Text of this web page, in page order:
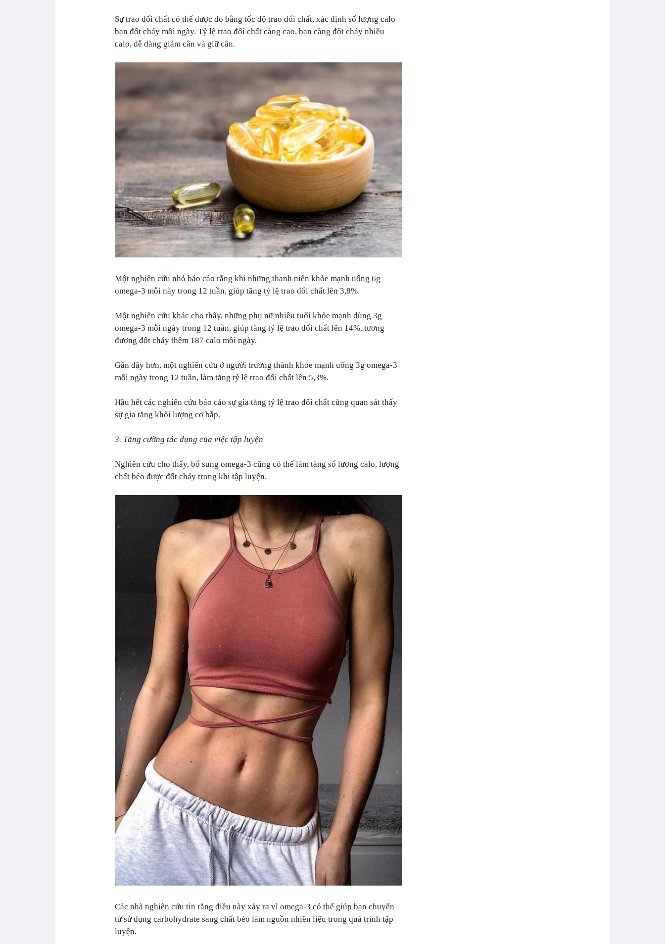
Sự trao đổi chất có thể được đo bằng tốc độ trao đổi chất, xác định số lượng calo
bạn đốt cháy mỗi ngày. Tỷ lệ trao đổi chất càng cao, bạn càng đốt cháy nhiều
calo, dễ dàng giảm cân và giữ cân.
Một nghiên cứu nhỏ báo cáo rằng khi những thanh niên khỏe mạnh uống 6g
omega-3 mỗi này trong 12 tuần, giúp tăng tỷ lệ trao đổi chất lên 3,8%.
Một nghiên cứu khác cho thấy, những phụ nữ nhiều tuổi khỏe mạnh dùng 3g
omega-3 mỗi ngày trong 12 tuần, giúp tăng tỷ lệ trao đổi chất lên 14%, tương
đương đốt cháy thêm 187 calo mỗi ngày.
Gần đây hơn, một nghiên cứu ở người trưởng thành khỏe mạnh uống 3g omega-3
mỗi ngày trong 12 tuần, làm tăng tỷ lệ trao đổi chất lên 5,3%.
Hầu hết các nghiên cứu báo cáo sự gia tăng tỷ lệ trao đổi chất cũng quan sát thấy
sự gia tăng khối lượng cơ bắp.
3. Tăng cường tác dụng của việc tập luyện
Nghiên cứu cho thấy, bổ sung omega-3 cũng có thể làm tăng số lượng calo, lượng
chất béo được đốt cháy trong khi tập luyện.
Các nhà nghiên cứu tin rằng điều này xảy ra vì omega-3 có thể giúp bạn chuyển
từ sử dụng carbohydrate sang chất béo làm nguồn nhiên liệu trong quá trình tập
luyện.